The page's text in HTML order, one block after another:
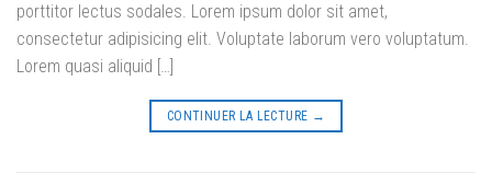
porttitor lectus sodales. Lorem ipsum dolor sit amet,
consectetur adipisicing elit. Voluptate laborum vero voluptatum.
Lorem quasi aliquid […]
CONTINUER LA LECTURE →